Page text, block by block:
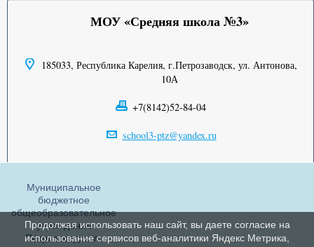
МОУ «Средняя школа №3»
185033, Республика Карелия, г.Петрозаводск, ул. Антонова,
10А
+7(8142)52-84-04
school3-ptz@yandex.ru
Муниципальное
бюджетное
общеобразовательное
учреждение
Петрозаводского
Продолжая использовать наш сайт, вы даете согласие на
использование сервисов веб-аналитики Яндекс Метрика,